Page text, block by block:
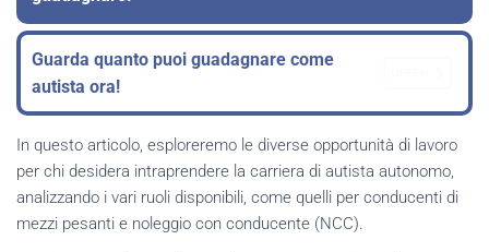
Guarda quanto puoi guadagnare come
autista ora!
In questo articolo, esploreremo le diverse opportunità di lavoro
per chi desidera intraprendere la carriera di autista autonomo,
analizzando i vari ruoli disponibili, come quelli per conducenti di
mezzi pesanti e noleggio con conducente (NCC).